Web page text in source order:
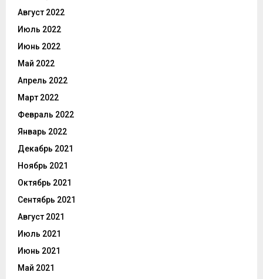
Август 2022
Июль 2022
Июнь 2022
Май 2022
Апрель 2022
Март 2022
Февраль 2022
Январь 2022
Декабрь 2021
Ноябрь 2021
Октябрь 2021
Сентябрь 2021
Август 2021
Июль 2021
Июнь 2021
Май 2021